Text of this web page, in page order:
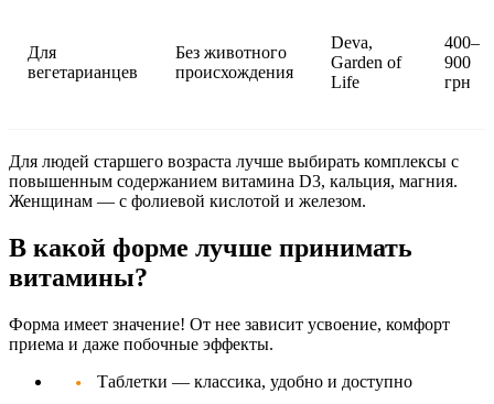
Для
вегетарианцев
Без животного
происхождения
Deva,
Garden of
Life
400–
900
грн
Для людей старшего возраста лучше выбирать комплексы с
повышенным содержанием витамина D3, кальция, магния.
Женщинам — с фолиевой кислотой и железом.
В какой форме лучше принимать
витамины?
Форма имеет значение! От нее зависит усвоение, комфорт
приема и даже побочные эффекты.
Таблетки — классика, удобно и доступно